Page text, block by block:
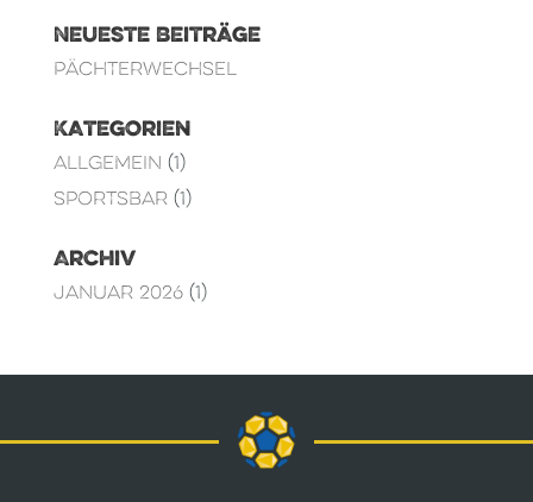
Neueste Beiträge
Pächterwechsel
Kategorien
Allgemein (1)
Sportsbar(1)
Archiv
Januar 2026(1)